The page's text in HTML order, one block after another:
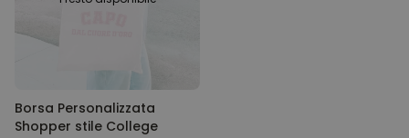
Borsa Personalizzata
Shopper stile College